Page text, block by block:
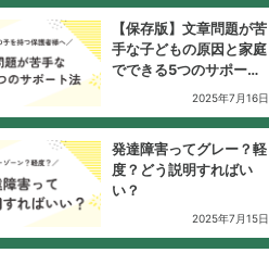
【保存版】文章問題が苦
手な子どもの原因と家庭
でできる5つのサポート
2025年7月16日
発達障害ってグレー？軽
度？どう説明すればい
い？
2025年7月15日